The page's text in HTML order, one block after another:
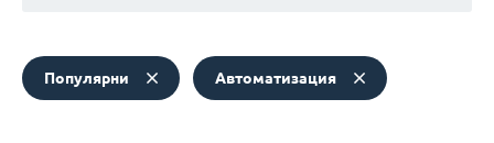
Популярни Автоматизация